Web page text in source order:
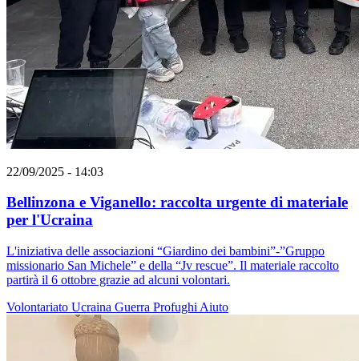
22/09/2025 - 14:03
Bellinzona e Viganello: raccolta urgente di materiale
per l'Ucraina
L'iniziativa delle associazioni “Giardino dei bambini”-”Gruppo
missionario San Michele” e della “Jv rescue”. Il materiale raccolto
partirà il 6 ottobre grazie ad alcuni volontari.
Volontariato Ucraina Guerra Profughi Aiuto